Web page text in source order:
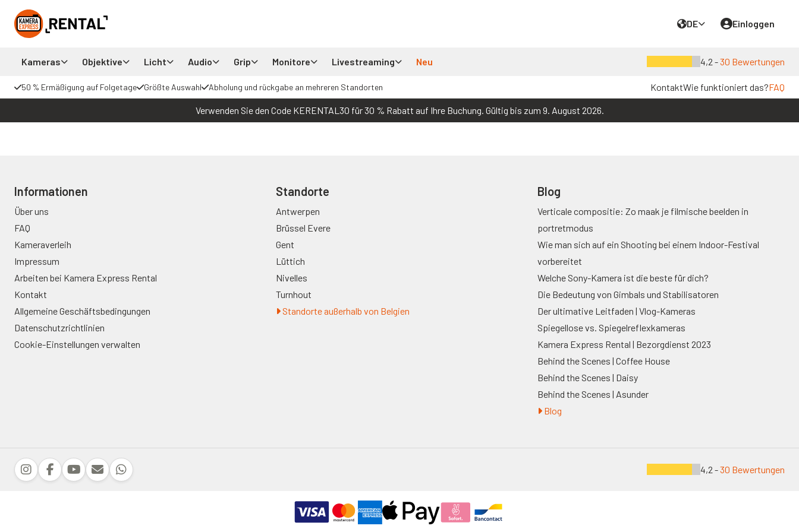
DE Einloggen
Kameras Objektive Licht Audio Grip Monitore Livestreaming Neu 4,2 -30 Bewertungen
50 % Ermäßigung auf Folgetage Größte Auswahl Abholung und rückgabe an mehreren Standorten KontaktWie funktioniert das?FAQ
Verwenden Sie den Code KERENTAL30 für 30 % Rabatt auf Ihre Buchung. Gültig bis zum 9. August 2026.
Informationen
Über uns
FAQ
Kameraverleih
Impressum
Arbeiten bei Kamera Express Rental
Kontakt
Allgemeine Geschäftsbedingungen
Datenschutzrichtlinien
Cookie-Einstellungen verwalten
Standorte
Antwerpen
Brüssel Evere
Gent
Lüttich
Nivelles
Turnhout
Standorte außerhalb von Belgien
Blog
Verticale compositie: Zo maak je filmische beelden in
portretmodus
Wie man sich auf ein Shooting bei einem Indoor-Festival
vorbereitet
Welche Sony-Kamera ist die beste für dich?
Die Bedeutung von Gimbals und Stabilisatoren
Der ultimative Leitfaden | Vlog-Kameras
Spiegellose vs. Spiegelreflexkameras
Kamera Express Rental | Bezorgdienst 2023
Behind the Scenes | Coffee House
Behind the Scenes | Daisy
Behind the Scenes | Asunder
Blog
4,2 -30 Bewertungen